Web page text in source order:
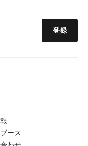
ース
登録